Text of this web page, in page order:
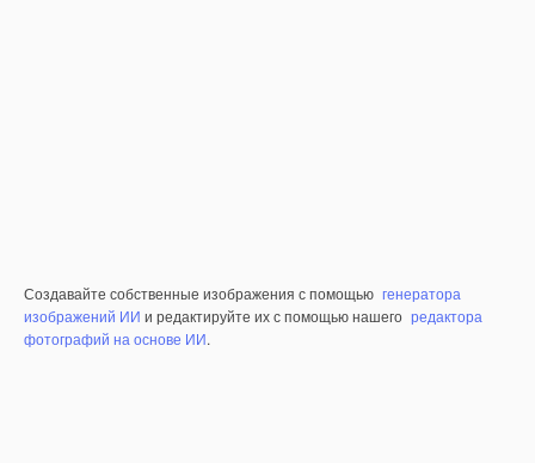
Создавайте собственные изображения с помощью генератора
изображений ИИ и редактируйте их с помощью нашего редактора
фотографий на основе ИИ.